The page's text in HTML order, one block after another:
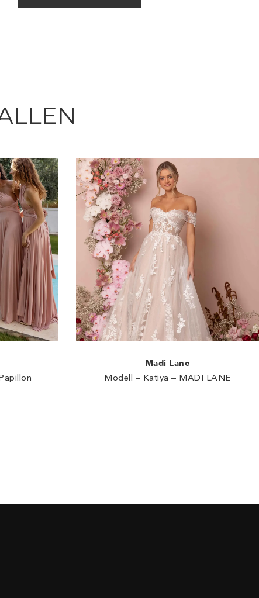
Madi Lane
Modell – Katiya – MADI LANE